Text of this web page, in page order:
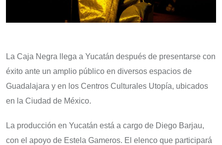
La Caja Negra llega a Yucatán después de presentarse con
éxito ante un amplio público en diversos espacios de
Guadalajara y en los Centros Culturales Utopía, ubicados
en la Ciudad de México.
La producción en Yucatán está a cargo de Diego Barjau,
con el apoyo de Estela Gameros. El elenco que participará